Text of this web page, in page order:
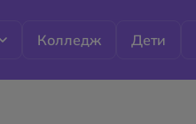
Колледж Дети